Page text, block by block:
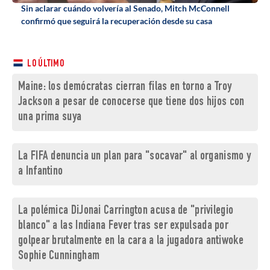
Sin aclarar cuándo volvería al Senado, Mitch McConnell
confirmó que seguirá la recuperación desde su casa
LO ÚLTIMO
Maine: los demócratas cierran filas en torno a Troy
Jackson a pesar de conocerse que tiene dos hijos con
una prima suya
La FIFA denuncia un plan para "socavar" al organismo y
a Infantino
La polémica DiJonai Carrington acusa de "privilegio
blanco" a las Indiana Fever tras ser expulsada por
golpear brutalmente en la cara a la jugadora antiwoke
Sophie Cunningham